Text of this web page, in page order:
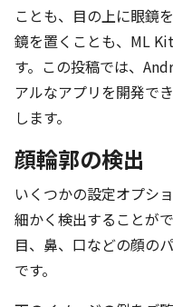
ことも、目の上に眼鏡
鏡を置くことも、ML
す。この投稿では、
アルなアプリを開発で
します。
顔輪郭の検出
いくつかの設定オプシ
細かく検出することが
目、鼻、口などの顔の
です。